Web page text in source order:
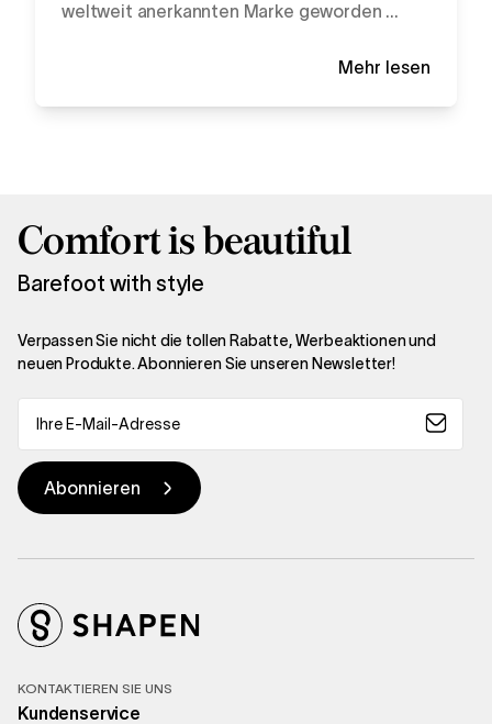
weltweit anerkannten Marke geworden ...
Mehr lesen
Comfort is beautiful
Barefoot with style
Verpassen Sie nicht die tollen Rabatte, Werbeaktionen und
neuen Produkte. Abonnieren Sie unseren Newsletter!
KONTAKTIEREN SIE UNS
Kundenservice